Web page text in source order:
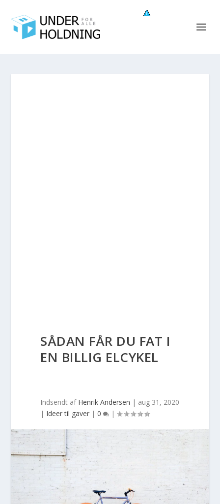
SÅDAN FÅR DU FAT I
EN BILLIG ELCYKEL
Indsendt af Henrik Andersen | aug 31, 2020
| Ideer til gaver |0 |